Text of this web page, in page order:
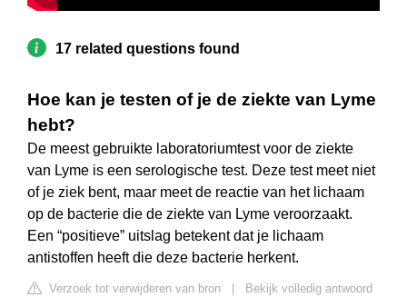
17 related questions found
Hoe kan je testen of je de ziekte van Lyme
hebt?
De meest gebruikte laboratoriumtest voor de ziekte
van Lyme is een serologische test. Deze test meet niet
of je ziek bent, maar meet de reactie van het lichaam
op de bacterie die de ziekte van Lyme veroorzaakt.
Een “positieve” uitslag betekent dat je lichaam
antistoffen heeft die deze bacterie herkent.
Verzoek tot verwijderen van bron
Bekijk volledig antwoord